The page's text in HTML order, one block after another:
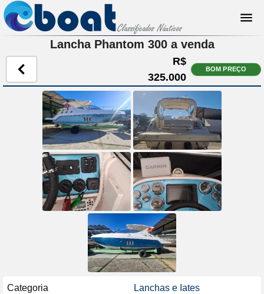
Lancha Phantom 300 a venda
R$
325.000
BOM PREÇO
Categoria Lanchas e Iates